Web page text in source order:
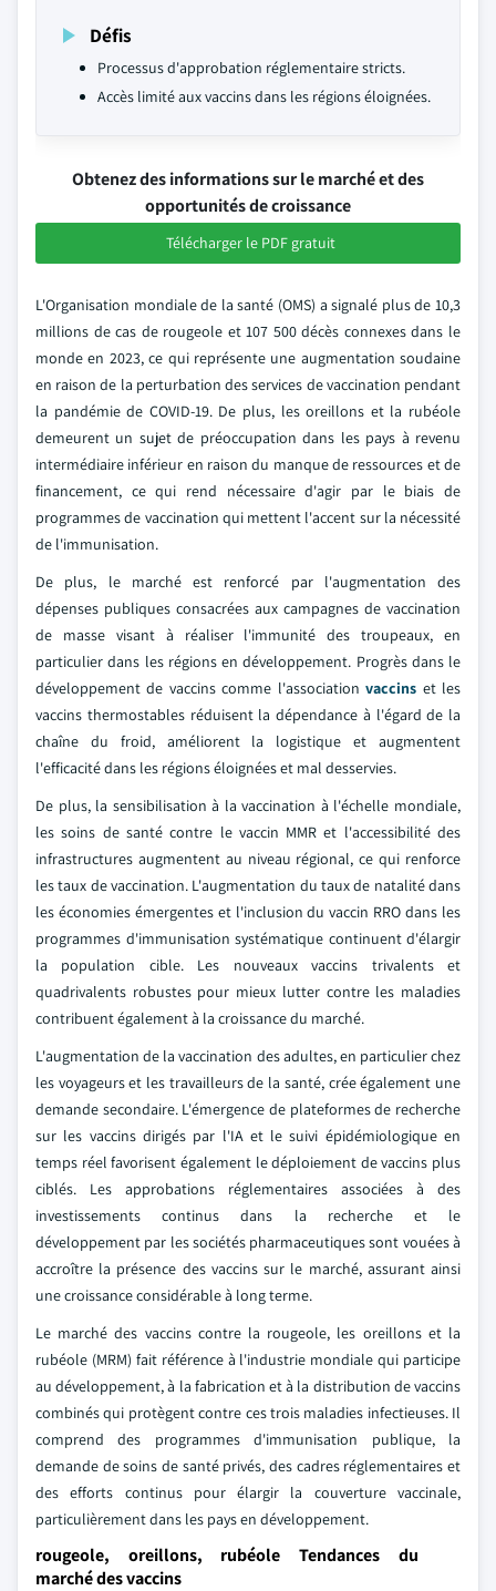
Défis
Processus d'approbation réglementaire stricts.
Accès limité aux vaccins dans les régions éloignées.
Obtenez des informations sur le marché et des
opportunités de croissance
Télécharger le PDF gratuit
L'Organisation mondiale de la santé (OMS) a signalé plus de 10,3
millions de cas de rougeole et 107 500 décès connexes dans le
monde en 2023, ce qui représente une augmentation soudaine
en raison de la perturbation des services de vaccination pendant
la pandémie de COVID-19. De plus, les oreillons et la rubéole
demeurent un sujet de préoccupation dans les pays à revenu
intermédiaire inférieur en raison du manque de ressources et de
financement, ce qui rend nécessaire d'agir par le biais de
programmes de vaccination qui mettent l'accent sur la nécessité
de l'immunisation.
De plus, le marché est renforcé par l'augmentation des
dépenses publiques consacrées aux campagnes de vaccination
de masse visant à réaliser l'immunité des troupeaux, en
particulier dans les régions en développement. Progrès dans le
développement de vaccins comme l'associationvaccins et les
vaccins thermostables réduisent la dépendance à l'égard de la
chaîne du froid, améliorent la logistique et augmentent
l'efficacité dans les régions éloignées et mal desservies.
De plus, la sensibilisation à la vaccination à l'échelle mondiale,
les soins de santé contre le vaccin MMR et l'accessibilité des
infrastructures augmentent au niveau régional, ce qui renforce
les taux de vaccination. L'augmentation du taux de natalité dans
les économies émergentes et l'inclusion du vaccin RRO dans les
programmes d'immunisation systématique continuent d'élargir
la population cible. Les nouveaux vaccins trivalents et
quadrivalents robustes pour mieux lutter contre les maladies
contribuent également à la croissance du marché.
L'augmentation de la vaccination des adultes, en particulier chez
les voyageurs et les travailleurs de la santé, crée également une
demande secondaire. L'émergence de plateformes de recherche
sur les vaccins dirigés par l'IA et le suivi épidémiologique en
temps réel favorisent également le déploiement de vaccins plus
ciblés. Les approbations réglementaires associées à des
investissements continus dans la recherche et le
développement par les sociétés pharmaceutiques sont vouées à
accroître la présence des vaccins sur le marché, assurant ainsi
une croissance considérable à long terme.
Le marché des vaccins contre la rougeole, les oreillons et la
rubéole (MRM) fait référence à l'industrie mondiale qui participe
au développement, à la fabrication et à la distribution de vaccins
combinés qui protègent contre ces trois maladies infectieuses. Il
comprend des programmes d'immunisation publique, la
demande de soins de santé privés, des cadres réglementaires et
des efforts continus pour élargir la couverture vaccinale,
particulièrement dans les pays en développement.
rougeole, oreillons, rubéole Tendances du
marché des vaccins